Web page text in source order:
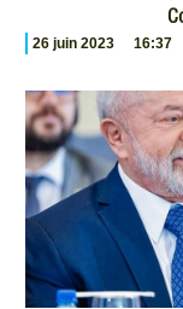
26 juin 2023 16:37